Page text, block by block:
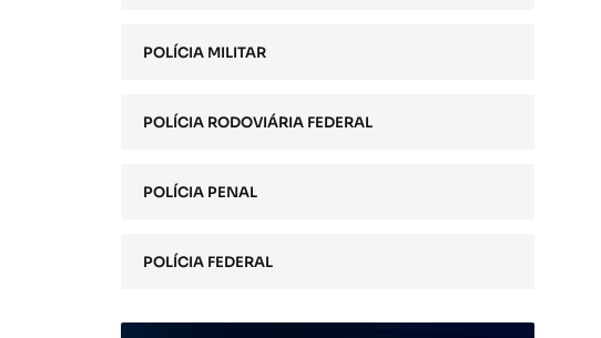
POLÍCIA MILITAR
POLÍCIA RODOVIÁRIA FEDERAL
POLÍCIA PENAL
POLÍCIA FEDERAL